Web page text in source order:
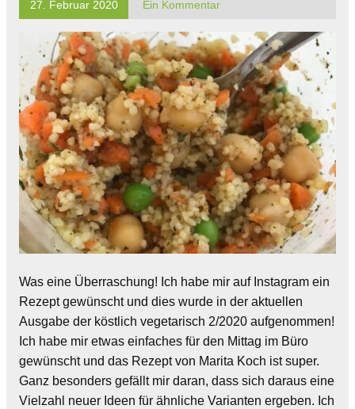
27. Februar 2020 Ein Kommentar
Was eine Überraschung! Ich habe mir auf Instagram ein
Rezept gewünscht und dies wurde in der aktuellen
Ausgabe der köstlich vegetarisch 2/2020 aufgenommen!
Ich habe mir etwas einfaches für den Mittag im Büro
gewünscht und das Rezept von Marita Koch ist super.
Ganz besonders gefällt mir daran, dass sich daraus eine
Vielzahl neuer Ideen für ähnliche Varianten ergeben. Ich